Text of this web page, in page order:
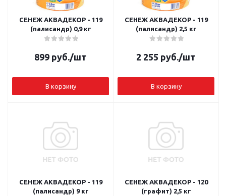
СЕНЕЖ АКВАДЕКОР - 119
(палисандр) 0,9 кг
899 руб./шт
В корзину
СЕНЕЖ АКВАДЕКОР - 119
(палисандр) 2,5 кг
2 255 руб./шт
В корзину
СЕНЕЖ АКВАДЕКОР - 119
(палисандр) 9 кг
СЕНЕЖ АКВАДЕКОР - 120
(графит) 2,5 кг